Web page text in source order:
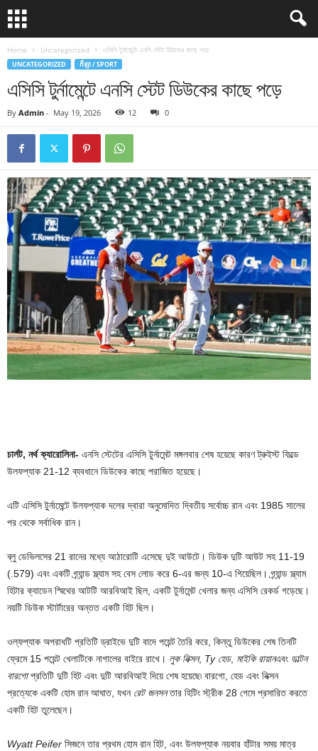
Home Uncategorized এসিসি টুর্নামেন্টে এনসি স্টেট ডিউকের কাছে পড়ে
UNCATEGORIZED កីឡា / SPORT
এসিসি টুর্নামেন্টে এনসি স্টেট ডিউকের কাছে পড়ে
By Admin - May 19, 2026 12 0
চার্লট, নর্থ ক্যারোলিনা- এনসি স্টেটের এসিসি টুর্নামেন্ট মঙ্গলবার শেষ হয়েছে কারণ ট্রুইস্ট ফিল্ডে
উলফপ্যাক 21-12 ব্যবধানে ডিউকের কাছে পরাজিত হয়েছে।
এটি এসিসি টুর্নামেন্টে উলফপ্যাক দলের দ্বারা অনুমোদিত দ্বিতীয় সর্বোচ্চ রান এবং 1985 সালের
পর থেকে সর্বাধিক রান।
ব্লু ডেভিলসের 21 রানের মধ্যে আঠারোটি এসেছে দুই আউটে। ডিউক দুটি আউট সহ 11-19
(.579) এবং একটি গ্র্যান্ড স্ল্যাম সহ বেস লোড করে 6-এর জন্য 10-এ গিয়েছিল। গ্র্যান্ড স্ল্যাম
হিটার ক্যাডেন স্মিথের আটটি আরবিআই ছিল, একটি টুর্নামেন্ট খেলার জন্য এসিসি রেকর্ড গড়েছে।
নয়টি ডিউক স্টার্টারের অন্তত একটি হিট ছিল।
ওল্ফপ্যাক অপরাধটি প্রতিটি ড্রাইভে দুটি বাদে পয়েন্ট তৈরি করে, কিন্তু ডিউকের শেষ তিনটি
ফ্রেমে 15 পয়েন্ট খেলাটিকে নাগালের বাইরে রাখে। লুক নিক্সন, Ty হেড, মাইকি রায়ানএবং ডাল্টন
বারগোপ্রতিটি দুটি হিট এবং দুটি আরবিআই দিয়ে শেষ হয়েছে৷ বারগো, হেড এবং নিক্সন
প্রত্যেকে একটি হোম রান আঘাত, যখন রেট জনসনতার হিটিং স্ট্রীক 28 গেমে প্রসারিত করতে
একটি হিট তুলেছেন।
Wyatt Peifer সিজনে তার প্রথম হোম রান হিট, এবং উলফপ্যাক নয়বার হাঁটার সময় মাত্র